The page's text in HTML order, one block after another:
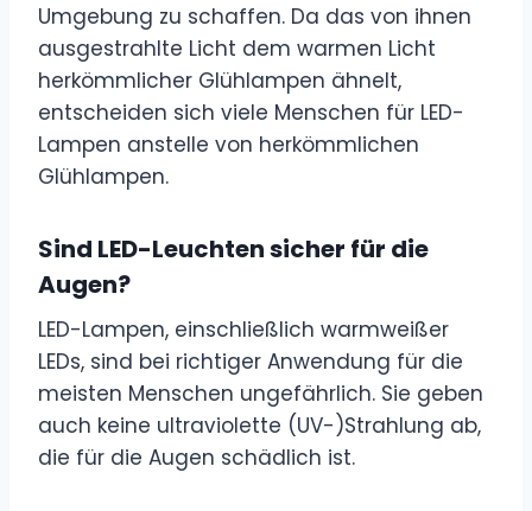
Umgebung zu schaffen. Da das von ihnen
ausgestrahlte Licht dem warmen Licht
herkömmlicher Glühlampen ähnelt,
entscheiden sich viele Menschen für LED-
Lampen anstelle von herkömmlichen
Glühlampen.
Sind LED-Leuchten sicher für die
Augen?
LED-Lampen, einschließlich warmweißer
LEDs, sind bei richtiger Anwendung für die
meisten Menschen ungefährlich. Sie geben
auch keine ultraviolette (UV-)Strahlung ab,
die für die Augen schädlich ist.